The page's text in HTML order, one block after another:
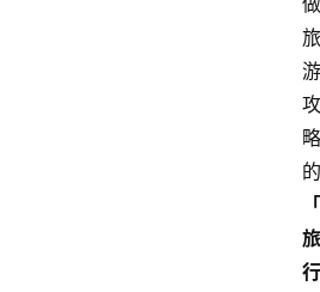
旅
游
攻
略
的
「
旅
行